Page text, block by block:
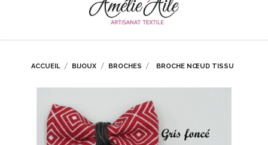
ACCUEIL BIJOUX BROCHES BROCHE NŒUD TISSU